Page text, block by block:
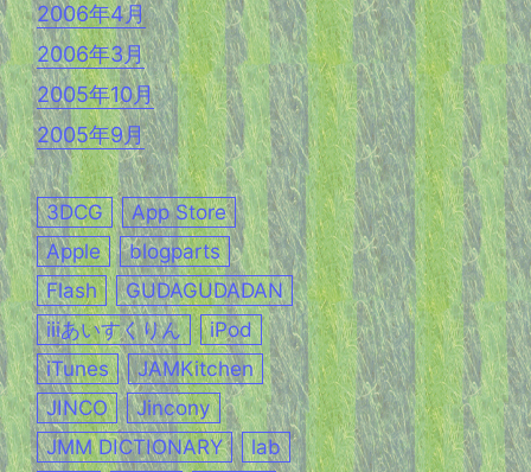
2006年4月
2006年3月
2005年10月
2005年9月
3DCG
App Store
Apple
blogparts
Flash
GUDAGUDADAN
iiiあいすくりん
iPod
iTunes
JAMKitchen
JINCO
Jincony
JMM DICTIONARY
lab